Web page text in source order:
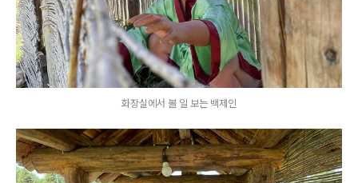
화장실에서 볼 일 보는 백제인